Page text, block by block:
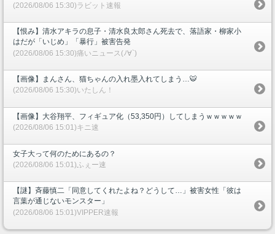
(2026/08/06 15:30)ラビット速報
【恨み】清水アキラの息子・清水良太郎さん死去で、落語家・柳家小
はだが「いじめ」「暴行」被害告発
(2026/08/06 15:30)痛いニュース(ﾉ∀`)
【画像】まんさん、猫ちゃんの入れ墨入れてしまう…🐯
(2026/08/06 15:30)いたしん！
【画像】大谷翔平、フィギュア化（53,350円）してしまうｗｗｗｗｗ
(2026/08/06 15:01)キニ速
女子大って何のためにあるの？
(2026/08/06 15:01)ふぇー速
【謎】斉藤慎二「同意してくれたよね？どうして…」被害女性「彼は
言葉が通じないモンスター」
(2026/08/06 15:01)VIPPER速報